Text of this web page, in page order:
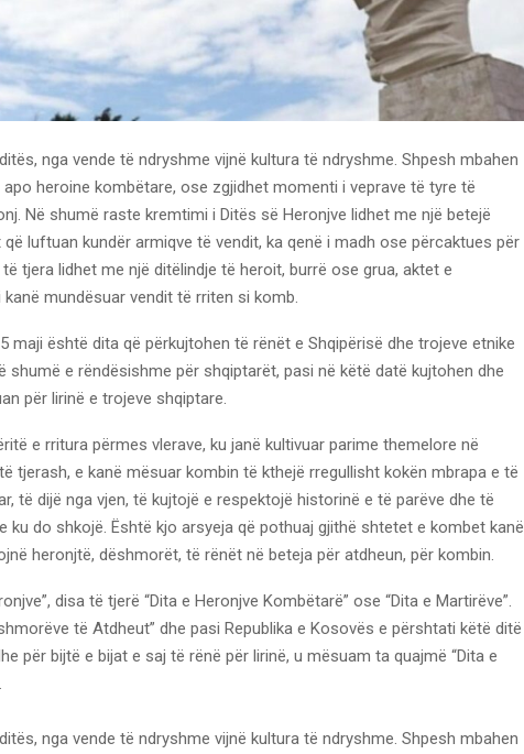
nga vende të ndryshme vijnë kultura të ndryshme. Shpesh mbahen
apo heroine kombëtare, ose zgjidhet momenti i veprave të tyre të
Në shumë raste kremtimi i Ditës së Heronjve lidhet me një betejë
luftuan kundër armiqve të vendit, ka qenë i madh ose përcaktues për
tjera lidhet me një ditëlindje të heroit, burrë ose grua, aktet e
mundësuar vendit të rriten si komb.
maji është dita që përkujtohen të rënët e Shqipërisë dhe trojeve etnike
shumë e rëndësishme për shqiptarët, pasi në këtë datë kujtohen dhe
për lirinë e trojeve shqiptare.
e rritura përmes vlerave, ku janë kultivuar parime themelore në
tjerash, e kanë mësuar kombin të kthejë rregullisht kokën mbrapa e të
të dijë nga vjen, të kujtojë e respektojë historinë e të parëve dhe të
ku do shkojë. Është kjo arsyeja që pothuaj gjithë shtetet e kombet kanë
heronjtë, dëshmorët, të rënët në beteja për atdheun, për kombin.
disa të tjerë “Dita e Heronjve Kombëtarë” ose “Dita e Martirëve”.
të Atdheut” dhe pasi Republika e Kosovës e përshtati këtë ditë
për bijtë e bijat e saj të rënë për lirinë, u mësuam ta quajmë “Dita e
nga vende të ndryshme vijnë kultura të ndryshme. Shpesh mbahen